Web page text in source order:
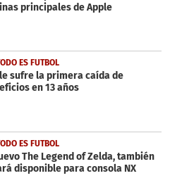
principales de Apple
ES FUTBOL
sufre la primera caída de
en 13 años
ES FUTBOL
The Legend of Zelda, también
disponible para consola NX